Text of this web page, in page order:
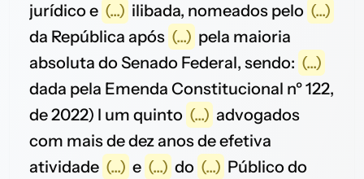
jurídico e (...) ilibada, nomeados pelo (...)
da República após (...) pela maioria
absoluta do Senado Federal, sendo: (...)
dada pela Emenda Constitucional nº 122,
de 2022) I um quinto (...) advogados
com mais de dez anos de efetiva
atividade (...) e (...) do (...) Público do